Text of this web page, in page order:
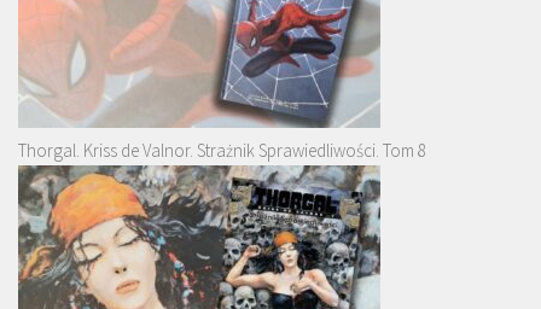
Thorgal. Kriss de Valnor. Strażnik Sprawiedliwości. Tom 8